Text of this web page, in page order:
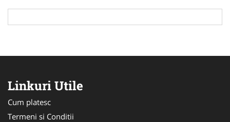
Linkuri Utile
Cum platesc
Termeni si Conditii